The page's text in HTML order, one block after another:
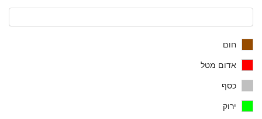
חום
אדום מטל
כסף
ירוק